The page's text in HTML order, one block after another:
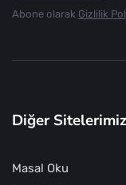
Abone olarak Gizlilik
Diğer Sitelerimiz
Masal Oku